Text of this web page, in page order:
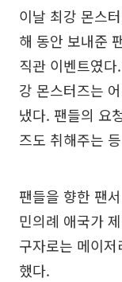
이날 최강 몬스
해 동안 보내준
직관 이벤트였
강 몬스터즈는
냈다. 팬들의 요
즈도 취해주는
팬들을 향한 팬
민의례 애국가
구자로는 메이
했다.